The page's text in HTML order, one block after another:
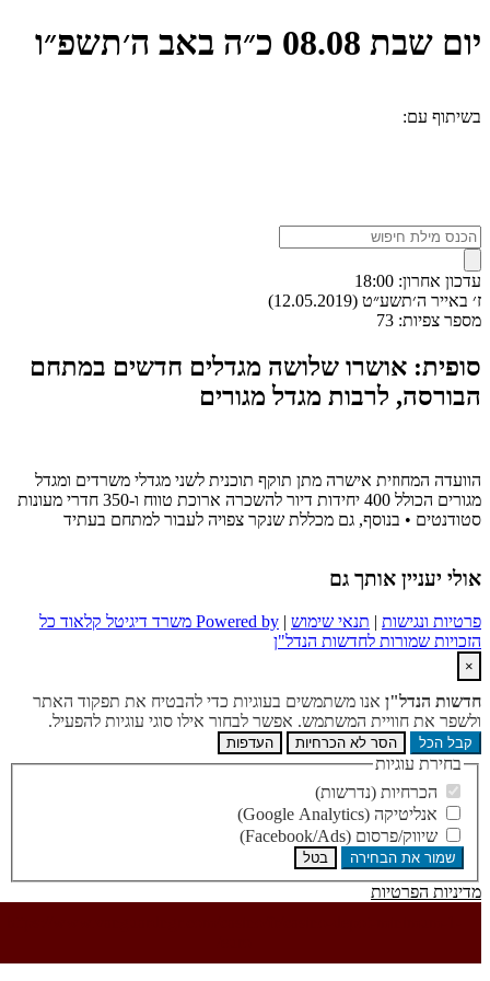
שבת08.08 כ״ה באב ה׳תשפ״ו
עם:
אחרון: 18:00
באייר ה׳תשע״ט (12.05.2019)
צפיות: 73
אושרו שלושה מגדלים חדשים במתחם
לרבות מגדל מגורים
המחוזית אישרה מתן תוקף תוכנית לשני מגדלי משרדים ומגדל
מגורים הכולל 400 יחידות דיור להשכרה ארוכת טווח ו-350 חדרי מעונות
• בנוסף, גם מכללת שנקר צפויה לעבור למתחם בעתיד
יעניין אותך גם
ונגישות|תנאי שימוש|
Powered by משרד דיגיטל קלאוד כל
שמורות לחדשות הנדל"ן
הנדל"ןאנו משתמשים בעוגיות כדי להבטיח את תפקוד האתר
את חוויית המשתמש. אפשר לבחור אילו סוגי עוגיות להפעיל.
קבל הכל הסר לא הכרחיות העדפות
בחירת עוגיות
הכרחיות (נדרשות)
אנליטיקה (Google Analytics)
שיווק/פרסום (Facebook/Ads)
שמור את הבחירה בטל
הפרטיות